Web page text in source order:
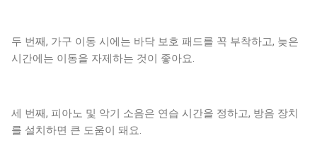
두 번째, 가구 이동 시에는 바닥 보호 패드를 꼭 부착하고, 늦은
시간에는 이동을 자제하는 것이 좋아요.
세 번째, 피아노 및 악기 소음은 연습 시간을 정하고, 방음 장치
를 설치하면 큰 도움이 돼요.